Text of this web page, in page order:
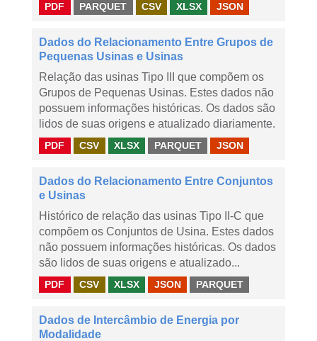
PDF PARQUET CSV XLSX JSON
Dados do Relacionamento Entre Grupos de
Pequenas Usinas e Usinas
Relação das usinas Tipo III que compõem os
Grupos de Pequenas Usinas. Estes dados não
possuem informações históricas. Os dados são
lidos de suas origens e atualizado diariamente.
PDF CSV XLSX PARQUET JSON
Dados do Relacionamento Entre Conjuntos
e Usinas
Histórico de relação das usinas Tipo II-C que
compõem os Conjuntos de Usina. Estes dados
não possuem informações históricas. Os dados
são lidos de suas origens e atualizado...
PDF CSV XLSX JSON PARQUET
Dados de Intercâmbio de Energia por
Modalidade